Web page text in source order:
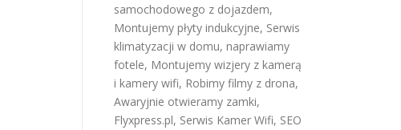
samochodowego z dojazdem,
Montujemy płyty indukcyjne, Serwis
klimatyzacji w domu, naprawiamy
fotele, Montujemy wizjery z kamerą
i kamery wifi, Robimy filmy z drona,
Awaryjnie otwieramy zamki,
Flyxpress.pl, Serwis Kamer Wifi, SEO